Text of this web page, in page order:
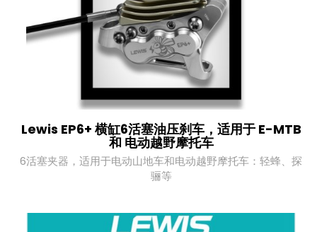
Lewis EP6+ 横缸6活塞油压刹车，适用于 E-MTB
和 电动越野摩托车
6活塞夹器，适用于电动山地车和电动越野摩托车：轻蜂、探
骊等